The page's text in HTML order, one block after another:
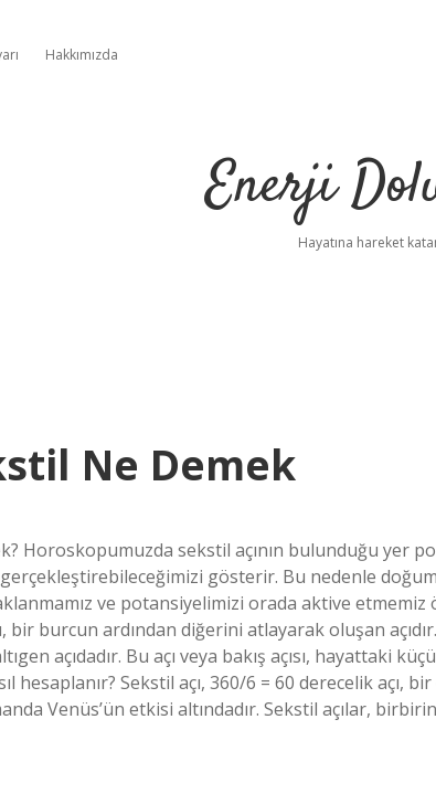
Hakkımızda
Enerji
Hayatına hareket
Ne Demek
Horoskopumuzda sekstil açının bulunduğu yer
gerçekleştirebileceğimizi gösterir. Bu nedenle
ve potansiyelimizi orada aktive etmemiz
bir burcun ardından diğerini atlayarak oluşan
açıdadır. Bu açı veya bakış açısı, hayattaki
hesaplanır? Sekstil açı, 360/6 = 60 derecelik açı,
Venüs’ün etkisi altındadır. Sekstil açılar,